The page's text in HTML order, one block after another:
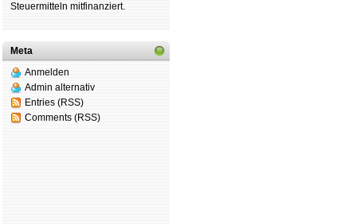
Steu­er­mitteln mit­fi­nan­ziert.
Meta
Anmelden
Admin alternativ
Entries (RSS)
Comments (RSS)